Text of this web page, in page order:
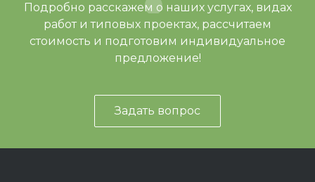
Подробно расскажем о наших услугах, видах
работ и типовых проектах, рассчитаем
стоимость и подготовим индивидуальное
предложение!
Задать вопрос